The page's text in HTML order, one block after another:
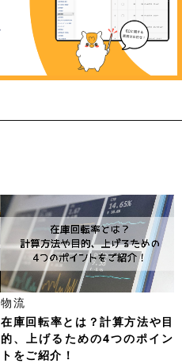
物流
在庫回転率とは？計算方法や目
的、上げるための4つのポイン
トをご紹介！